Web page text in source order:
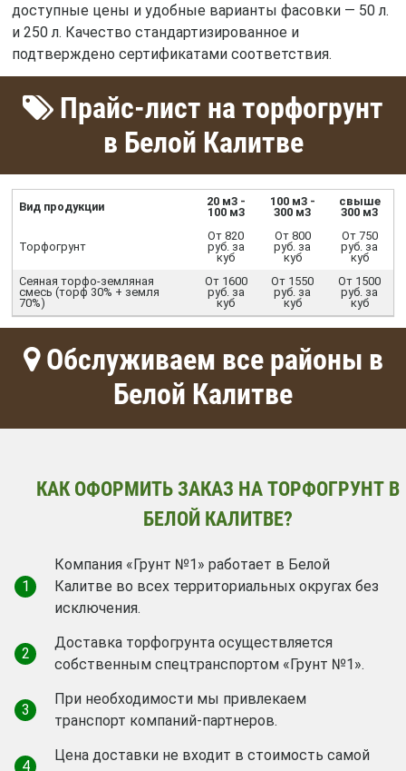
доступные цены и удобные варианты фасовки — 50 л.
и 250 л. Качество стандартизированное и
подтверждено сертификатами соответствия.
Прайс-лист на торфогрунт
в Белой Калитве
Вид продукции
20 м3 -
100 м3
100 м3 -
300 м3
свыше
300 м3
Торфогрунт
От 820
руб. за
куб
От 800
руб. за
куб
От 750
руб. за
куб
Сеяная торфо-земляная
смесь (торф 30% + земля
70%)
От 1600
руб. за
куб
От 1550
руб. за
куб
От 1500
руб. за
куб
Обслуживаем все районы в
Белой Калитве
КАК ОФОРМИТЬ ЗАКАЗ НА ТОРФОГРУНТ В
БЕЛОЙ КАЛИТВЕ?
1
Компания «Грунт №1» работает в Белой
Калитве во всех территориальных округах без
исключения.
2
Доставка торфогрунта осуществляется
собственным спецтранспортом «Грунт №1».
3
При необходимости мы привлекаем
транспорт компаний-партнеров.
4
Цена доставки не входит в стоимость самой